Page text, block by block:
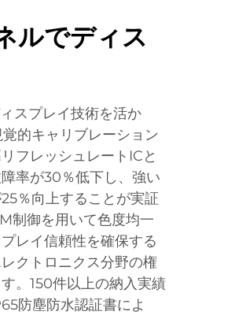
ルでディス
スプレイ技術を活か
的キャリブレーション
フレッシュレートICと
率が30％低下し、強い
％向上することが実証
制御を用いて色度均一
レイ信頼性を確保する
クトロニクス分野の権
。150件以上の納入実績
防塵防水認証書によ